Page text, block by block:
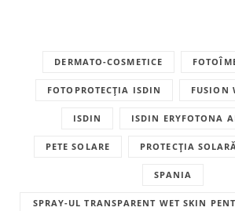
DERMATO-COSMETICE
FOTOPROTECȚIA ISDIN FUSION
ISDIN ISDIN ERYFOTONA
PETE SOLARE PROTECȚIA SOLARĂ
SPANIA
SPRAY-UL TRANSPARENT WET SKIN